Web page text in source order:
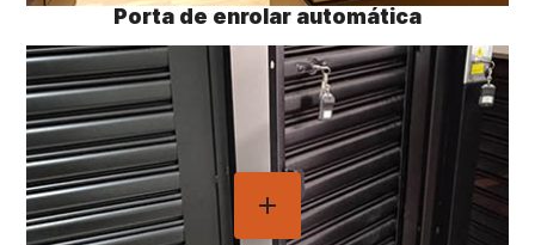
Porta de enrolar automática